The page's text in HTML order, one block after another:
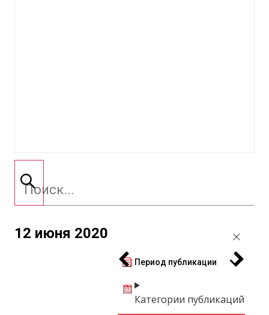
12 июня 2020
Период публикации
Категории публикаций